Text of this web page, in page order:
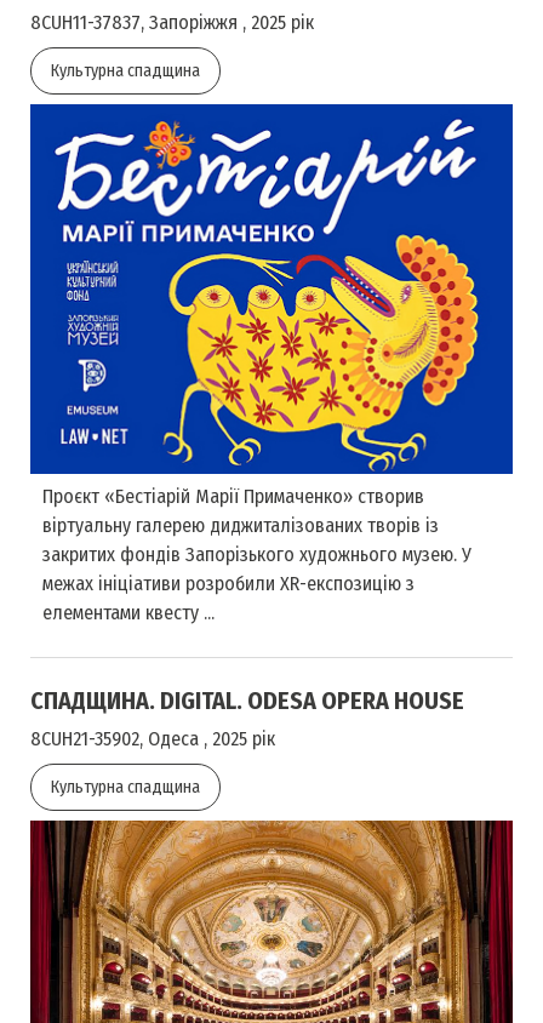
8CUH11-37837, Запоріжжя , 2025 рік
Культурна спадщина
Проєкт «Бестіарій Марії Примаченко» створив
віртуальну галерею диджиталізованих творів із
закритих фондів Запорізького художнього музею. У
межах ініціативи розробили XR-експозицію з
елементами квесту ...
СПАДЩИНА. DIGITAL. ODESA OPERA HOUSE
8CUH21-35902, Одеса , 2025 рік
Культурна спадщина